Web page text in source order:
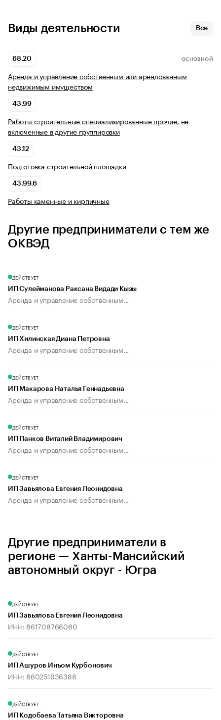
Виды деятельности Все
68.20 ОСНОВНОЙ
Аренда и управление собственным или арендованным
недвижимым имуществом
43.99
Работы строительные специализированные прочие, не
включенные в другие группировки
43.12
Подготовка строительной площадки
43.99.6
Работы каменные и кирпичные
Другие предприниматели с тем же
ОКВЭД
ДЕЙСТВУЕТ
ИП Сулейманова Раксана Видади Кызы
Аренда и управление собственным...
ДЕЙСТВУЕТ
ИП Хилинская Диана Петровна
Аренда и управление собственным...
ДЕЙСТВУЕТ
ИП Макарова Наталья Геннадьевна
Аренда и управление собственным...
ДЕЙСТВУЕТ
ИП Панков Виталий Владимирович
Аренда и управление собственным...
ДЕЙСТВУЕТ
ИП Завьялова Евгения Леонидовна
Аренда и управление собственным...
Другие предприниматели в
регионе — Ханты-Мансийский
автономный округ - Югра
ДЕЙСТВУЕТ
ИП Завьялова Евгения Леонидовна
ИНН: 861708766080
ДЕЙСТВУЕТ
ИП Ашуров Инъом Курбонович
ИНН: 860251936388
ДЕЙСТВУЕТ
ИП Кодобаева Татьяна Викторовна